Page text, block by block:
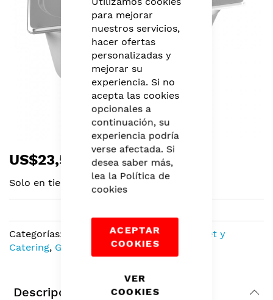
para mejorar
nuestros servicios,
hacer ofertas
personalizadas y
mejorar su
experiencia. Si no
acepta las cookies
opcionales a
continuación, su
experiencia podría
verse afectada. Si
desea saber más,
lea la Política de
cookies
ACEPTAR
COOKIES
VER
COOKIES
to
beginning
of
gallery
US$23,53
Solo en tiendas
Categorías: Calentadores de Comida
Buffet y
Catering, Gastronomía
Descripción